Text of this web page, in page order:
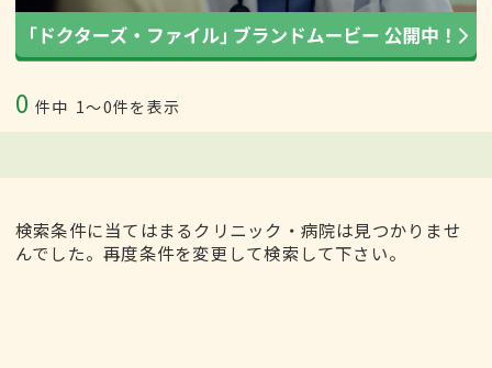
0 件中 1〜0件を表示
検索条件に当てはまるクリニック・病院は見つかりませ
んでした。再度条件を変更して検索して下さい。